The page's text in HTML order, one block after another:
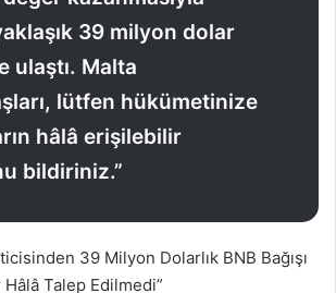
39 milyon dolar
ulaştı. Malta
lütfen hükümetinize
hâlâ erişilebilir
bildiriniz.”